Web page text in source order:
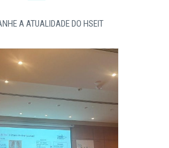
A ATUALIDADE DO HSEIT